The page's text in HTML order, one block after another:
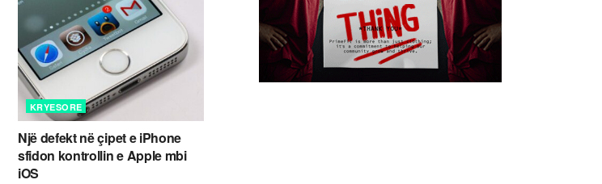
KRYESORE
Një defekt në çipet e iPhone
sfidon kontrollin e Apple mbi
iOS